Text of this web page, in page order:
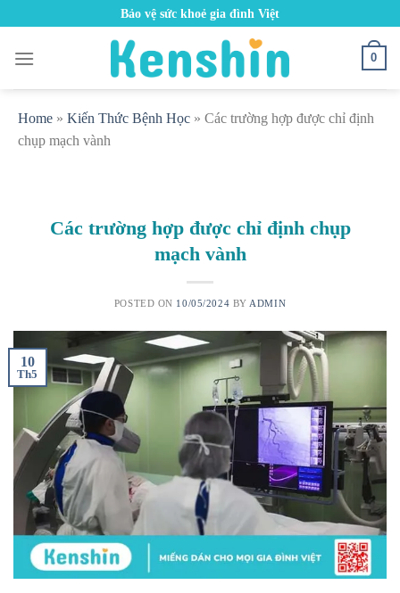
content
Bảo vệ sức khoẻ gia đình Việt
0
Home » Kiến Thức Bệnh Học » Các trường hợp được chỉ định
chụp mạch vành
Các trường hợp được chỉ định chụp
mạch vành
POSTED ON 10/05/2024 BY ADMIN
10
Th5